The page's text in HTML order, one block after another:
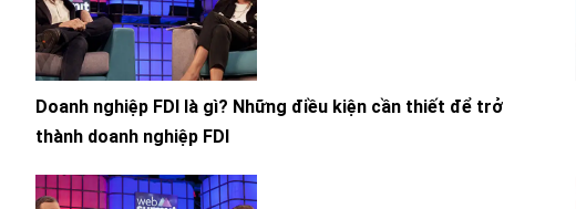
Doanh nghiệp FDI là gì? Những điều kiện cần thiết để trở
thành doanh nghiệp FDI